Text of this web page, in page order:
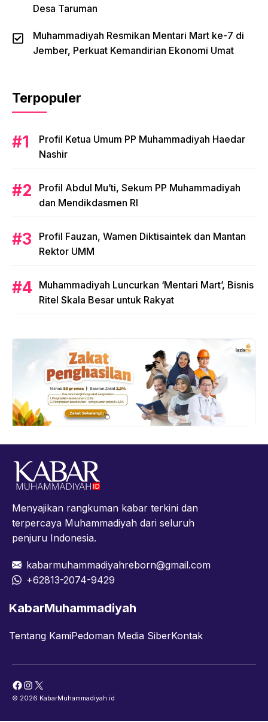
Desa Taruman
Muhammadiyah Resmikan Mentari Mart ke-7 di
Jember, Perkuat Kemandirian Ekonomi Umat
Terpopuler
Profil Ketua Umum PP Muhammadiyah Haedar
Nashir
Profil Abdul Mu’ti, Sekum PP Muhammadiyah
dan Mendikdasmen RI
Profil Fauzan, Wamen Diktisaintek dan Mantan
Rektor UMM
Muhammadiyah Luncurkan ‘Mentari Mart’, Bisnis
Ritel Skala Besar untuk Rakyat
Menyajikan rangkuman kabar terkini dan
terpercaya Muhammadiyah dari seluruh
penjuru Indonesia.
kabarmuhammadiyahreborn@gmail.com
+62813-2074-9429
KabarMuhammadiyah
Tentang KamiPedoman Media SiberKontak
Facebook
Instagram
X
© 2026 KabarMuhammadiyah.id